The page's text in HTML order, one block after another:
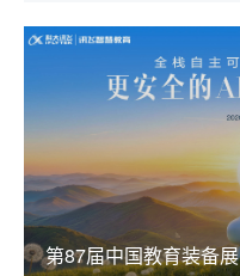
第87届中国教育装备展